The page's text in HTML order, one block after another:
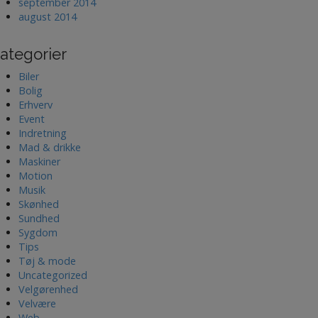
august 2014
Biler
Bolig
Erhverv
Event
Indretning
Mad & drikke
Maskiner
Motion
Musik
Skønhed
Sundhed
Sygdom
Tips
Tøj & mode
Uncategorized
Velgørenhed
Velvære